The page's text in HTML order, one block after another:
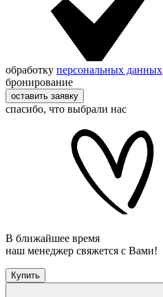
обработку персональных данных
бронирование
оставить заявку
спасибо, что выбрали нас
В ближайшее время
наш менеджер свяжется с Вами!
Купить